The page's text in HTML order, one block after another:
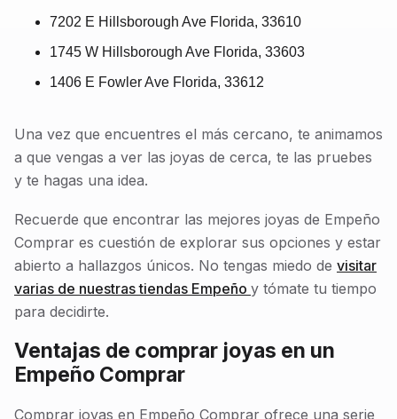
7202 E Hillsborough Ave Florida, 33610
1745 W Hillsborough Ave Florida, 33603
1406 E Fowler Ave Florida, 33612
Una vez que encuentres el más cercano, te animamos
a que vengas a ver las joyas de cerca, te las pruebes
y te hagas una idea.
Recuerde que encontrar las mejores joyas de Empeño
Comprar es cuestión de explorar sus opciones y estar
abierto a hallazgos únicos. No tengas miedo de visitar
varias de nuestras tiendas Empeño y tómate tu tiempo
para decidirte.
Ventajas de comprar joyas en un
Empeño Comprar
Comprar joyas en Empeño Comprar ofrece una serie